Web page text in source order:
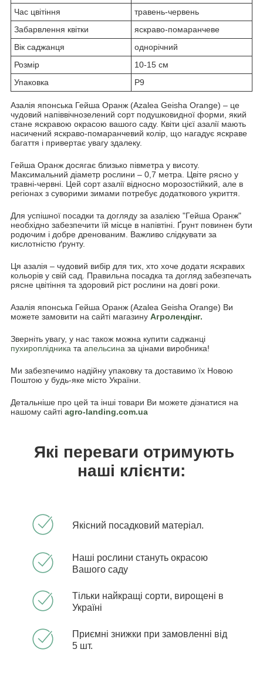
Час цвітіння
травень-червень
Забарвлення квітки
яскраво-помаранчеве
Вік саджанця
однорічний
Розмір
10-15 см
Упаковка
Р9
Азалія японська Гейша Оранж (Azalea Geisha Orange) – це
чудовий напіввічнозелений сорт подушковидної форми, який
стане яскравою окрасою вашого саду. Квіти цієї азалії мають
насичений яскраво-помаранчевий колір, що нагадує яскраве
багаття і привертає увагу здалеку.
Гейша Оранж досягає близько півметра у висоту.
Максимальний діаметр рослини – 0,7 метра. Цвіте рясно у
травні-червні. Цей сорт азалії відносно морозостійкий, але в
регіонах з суворими зимами потребує додаткового укриття.
Для успішної посадки та догляду за азалією "Гейша Оранж"
необхідно забезпечити їй місце в напівтіні. Ґрунт повинен бути
родючим і добре дренованим. Важливо слідкувати за
кислотністю ґрунту.
Ця азалія – чудовий вибір для тих, хто хоче додати яскравих
кольорів у свій сад. Правильна посадка та догляд забезпечать
рясне цвітіння та здоровий ріст рослини на довгі роки.
Азалія японська Гейша Оранж (Azalea Geisha Orange) Ви
можете замовити на сайті магазину Агролендінг.
Зверніть увагу, у нас також можна купити саджанці
пухироплідника та апельсина за цінами виробника!
Ми забезпечимо надійну упаковку та доставимо їх Новою
Поштою у будь-яке місто України.
Детальніше про цей та інші товари Ви можете дізнатися на
нашому сайті agro-landing.com.ua
Які переваги отримують
наші клієнти:
Якісний посадковий матеріал.
Наші рослини стануть окрасою
Вашого саду
Тільки найкращі сорти, вирощені в
Україні
Приємні знижки при замовленні від
5 шт.